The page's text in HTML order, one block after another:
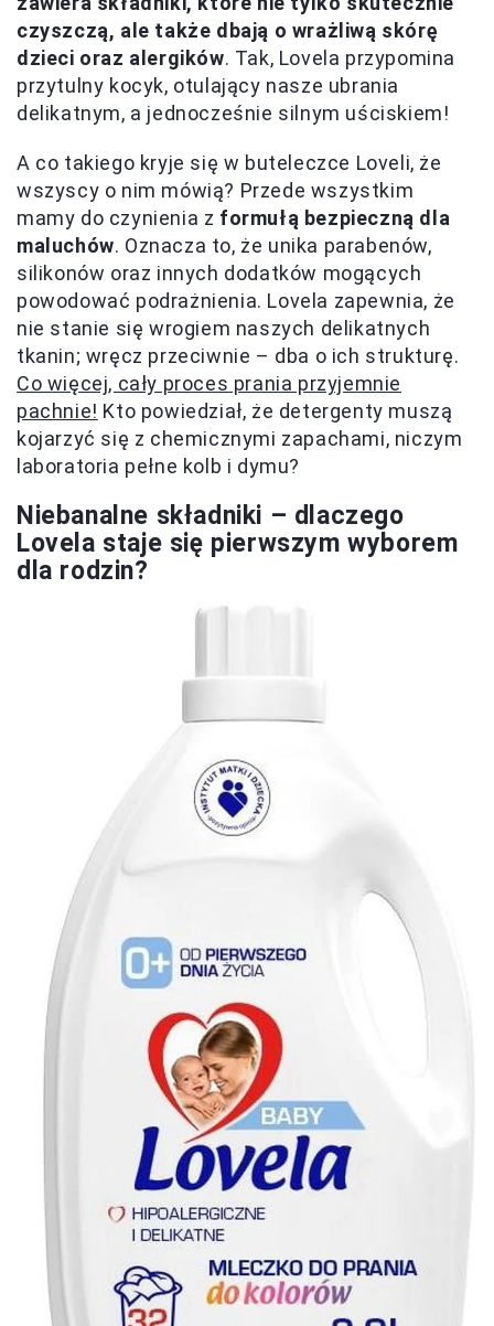
czyszczą, ale także dbają o wrażliwą skórę
dzieci oraz alergików. Tak, Lovela przypomina
przytulny kocyk, otulający nasze ubrania
delikatnym, a jednocześnie silnym uściskiem!
A co takiego kryje się w buteleczce Loveli, że
wszyscy o nim mówią? Przede wszystkim
mamy do czynienia z formułą bezpieczną dla
maluchów. Oznacza to, że unika parabenów,
silikonów oraz innych dodatków mogących
powodować podrażnienia. Lovela zapewnia, że
nie stanie się wrogiem naszych delikatnych
tkanin; wręcz przeciwnie – dba o ich strukturę.
Co więcej, cały proces prania przyjemnie
pachnie! Kto powiedział, że detergenty muszą
kojarzyć się z chemicznymi zapachami, niczym
laboratoria pełne kolb i dymu?
Niebanalne składniki – dlaczego
Lovela staje się pierwszym wyborem
dla rodzin?